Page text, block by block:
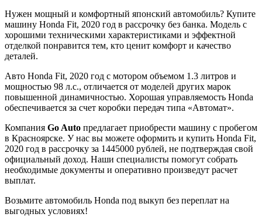
Нужен мощный и комфортный японский автомобиль? Купите
машину Honda Fit, 2020 год в рассрочку без банка. Модель с
хорошими техническими характеристиками и эффектной
отделкой понравится тем, кто ценит комфорт и качество
деталей.
Авто Honda Fit, 2020 год с мотором объемом 1.3 литров и
мощностью 98 л.с., отличается от моделей других марок
повышенной динамичностью. Хорошая управляемость Honda
обеспечивается за счет коробки передач типа «Автомат».
Компания Go Auto предлагает приобрести машину с пробегом
в Красноярске. У нас вы можете оформить и купить Honda Fit,
2020 год в рассрочку за 1445000 рублей, не подтверждая свой
официальный доход. Наши специалисты помогут собрать
необходимые документы и оперативно произведут расчет
выплат.
Возьмите автомобиль Honda под выкуп без переплат на
выгодных условиях!